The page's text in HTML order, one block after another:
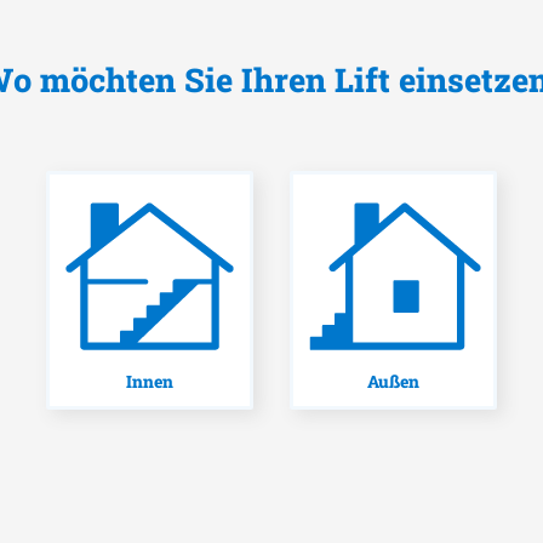
möchten Sie Ihren Lift
Innen Außen